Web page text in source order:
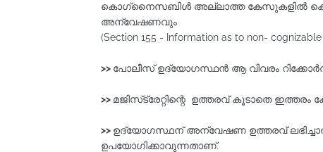
കൊഗ്‌നൈസബിൾ അല്ലാത്ത കേസുകളിൽ
അന്വേഷണവും
(Section 155 - Information as to non-
>> പോലീസ്‌ ഉദ്യോഗസ്ഥന്‍ ആ വിവരം
>> മജിസ്‌ട്രേറ്റിന്റെ ഉത്തരവ്‌ കൂടാതെ
>> ഉദ്യോഗസ്ഥന്‌ അന്വേഷണ ഉത്തരവ്‌
ഉപയോഗിക്കാവുന്നതാണ്‌.